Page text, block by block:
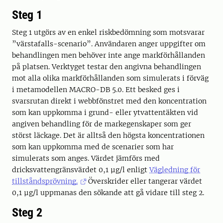
Steg 1
Steg 1 utgörs av en enkel riskbedömning som motsvarar
”värstafalls-scenario”. Användaren anger uppgifter om
behandlingen men behöver inte ange markförhållanden
på platsen. Verktyget testar den angivna behandlingen
mot alla olika markförhållanden som simulerats i förväg
i metamodellen MACRO-DB 5.0. Ett besked ges i
svarsrutan direkt i webbfönstret med den koncentration
som kan uppkomma i grund- eller ytvattentäkten vid
angiven behandling för de markegenskaper som ger
störst läckage. Det är alltså den högsta koncentrationen
som kan uppkomma med de scenarier som har
simulerats som anges. Värdet jämförs med
dricksvattengränsvärdet 0,1 µg/l enligtVägledning för
tillståndsprövning.
Överskrider eller tangerar värdet
0,1 µg/l uppmanas den sökande att gå vidare till steg 2.
Steg 2